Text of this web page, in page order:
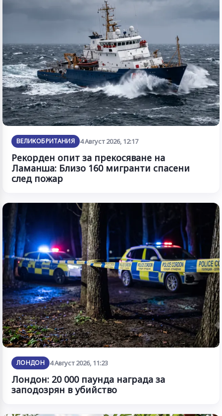
ВЕЛИКОБРИТАНИЯ 4 Август 2026, 12:17
Рекорден опит за прекосяване на
Ламанша: Близо 160 мигранти спасени
след пожар
ЛОНДОН 4 Август 2026, 11:23
Лондон: 20 000 паунда награда за
заподозрян в убийство